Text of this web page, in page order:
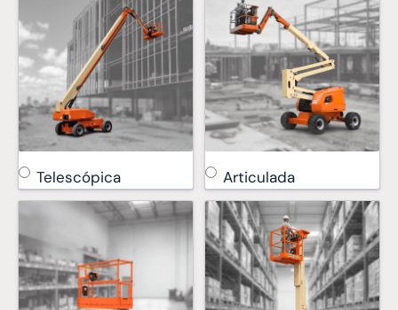
Telescópica Articulada